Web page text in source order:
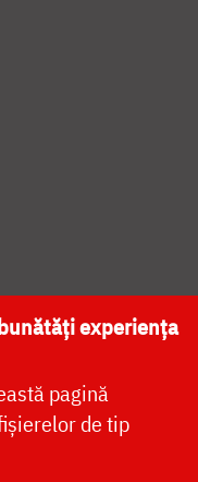
NAȚIONALĂ
experiența
pagină
de tip